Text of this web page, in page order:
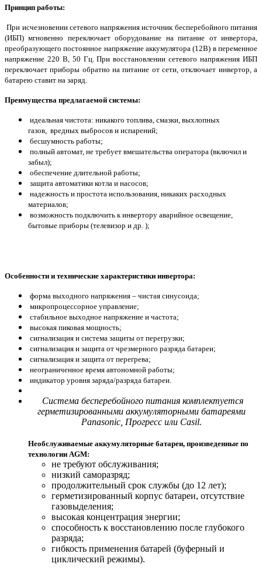
Принцип работы:
При исчезновении сетевого напряжения источник бесперебойного питания
(ИБП) мгновенно переключает оборудование на питание от инвертора,
преобразующего постоянное напряжение аккумулятора (12В) в переменное
напряжение 220 В, 50 Гц. При восстановлении сетевого напряжения ИБП
переключает приборы обратно на питание от сети, отключает инвертор, а
батарею ставит на заряд.
Преимущества предлагаемой системы:
идеальная чистота: никакого топлива, смазки, выхлопных
газов, вредных выбросов и испарений;
бесшумность работы;
полный автомат, не требует вмешательства оператора (включил и
забыл);
обеспечение длительной работы;
защита автоматики котла и насосов;
надежность и простота использования, никаких расходных
материалов;
возможность подключить к инвертору аварийное освещение,
бытовые приборы (телевизор и др. );
Особенности и технические характеристики инвертора:
форма выходного напряжения – чистая синусоида;
микропроцессорное управление;
стабильное выходное напряжение и частота;
высокая пиковая мощность;
сигнализация и система защиты от перегрузки;
сигнализация и защита от чрезмерного разряда батареи;
сигнализация и защита от перегрева;
неограниченное время автономной работы;
индикатор уровня заряда/разряда батареи.
Система бесперебойного питания комплектуется
герметизированными аккумуляторными батареями
Panasonic, Прогресс или Casil.
Необслуживаемые аккумуляторные батареи, произведенные по
технологии AGM:
не требуют обслуживания;
низкий саморазряд;
продолжительный срок службы (до 12 лет);
герметизированный корпус батареи, отсутствие
газовыделения;
высокая концентрация энергии;
способность к восстановлению после глубокого
разряда;
гибкость применения батарей (буферный и
циклический режимы).